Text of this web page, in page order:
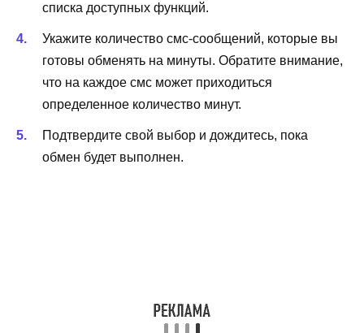
списка доступных функций.
Укажите количество смс-сообщений, которые вы
готовы обменять на минуты. Обратите внимание,
что на каждое смс может приходиться
определенное количество минут.
Подтвердите свой выбор и дождитесь, пока
обмен будет выполнен.